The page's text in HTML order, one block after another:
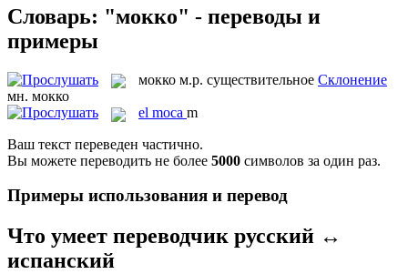
Словарь: "мокко" - переводы и
примеры
мокко м.р. существительное Склонение
мн. мокко
el moca m
Ваш текст переведен частично.
Вы можете переводить не более 5000 символов за один раз.
Примеры использования и перевод
Что умеет переводчик русский ↔
испанский